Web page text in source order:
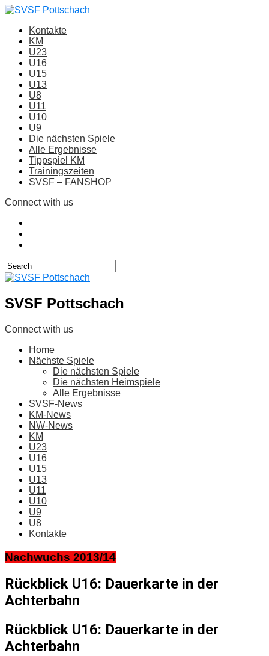
Kontakte
KM
U23
U16
U15
U13
U8
U11
U10
U9
Die nächsten Spiele
Alle Ergebnisse
Tippspiel KM
Trainingszeiten
SVSF – FANSHOP
Connect with us
SVSF Pottschach
Connect with us
Home
Nächste Spiele
Die nächsten Spiele
Die nächsten Heimspiele
Alle Ergebnisse
SVSF-News
KM-News
NW-News
KM
U23
U16
U15
U13
U11
U10
U9
U8
Kontakte
Nachwuchs 2013/14
Rückblick U16: Dauerkarte in der
Achterbahn
Rückblick U16: Dauerkarte in der
Achterbahn